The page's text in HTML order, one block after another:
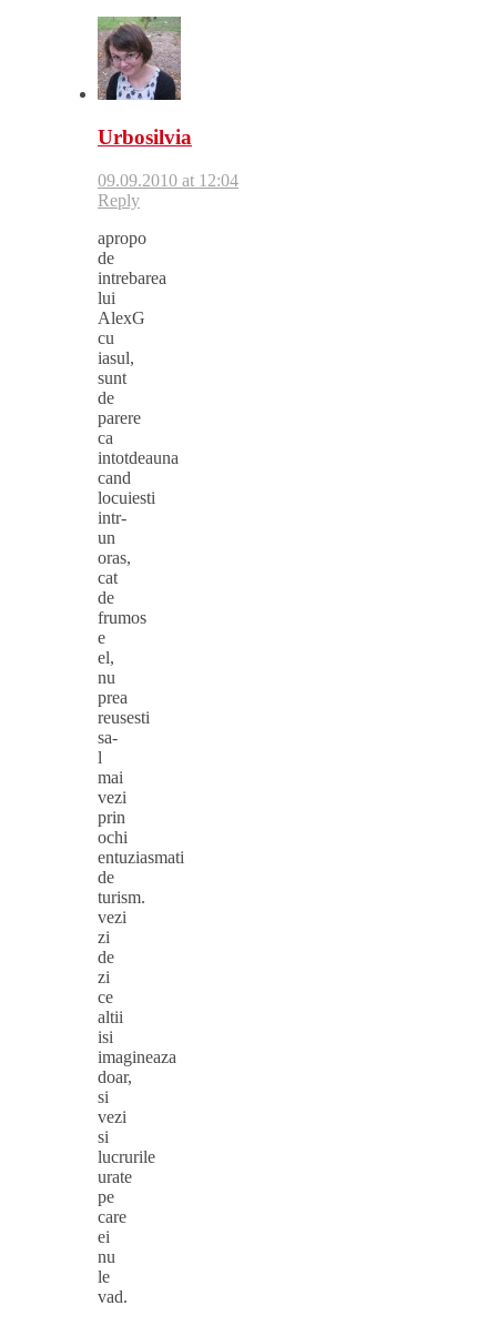
Urbosilvia
09.09.2010 at 12:04
Reply
apropo
de
intrebarea
lui
AlexG
cu
iasul,
sunt
de
parere
ca
intotdeauna
cand
locuiesti
intr-
un
oras,
cat
de
frumos
e
el,
nu
prea
reusesti
sa-
l
mai
vezi
prin
ochi
entuziasmati
de
turism.
vezi
zi
de
zi
ce
altii
isi
imagineaza
doar,
si
vezi
si
lucrurile
urate
pe
care
ei
nu
le
vad.